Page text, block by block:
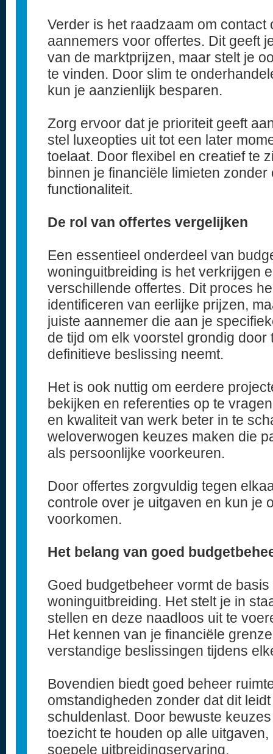
Verder is het raadzaam om contact
aannemers voor offertes. Dit geeft
van de marktprijzen, maar stelt je
te vinden. Door slim te
kun je aanzienlijk besparen.
Zorg ervoor dat je prioriteit geeft
stel luxeopties uit tot een later
toelaat. Door flexibel en creatief te
binnen je financiële limieten
functionaliteit.
De rol van offertes vergelijken
Een essentieel onderdeel van
woninguitbreiding is het verkrijgen
verschillende offertes. Dit proces
identificeren van eerlijke prijzen,
juiste aannemer die aan je
de tijd om elk voorstel grondig
definitieve beslissing neemt.
Het is ook nuttig om eerdere
bekijken en referenties op te
en kwaliteit van werk beter in te
weloverwogen keuzes maken die
als persoonlijke voorkeuren.
Door offertes zorgvuldig tegen
controle over je uitgaven en kun je
voorkomen.
Het belang van goed
Goed budgetbeheer vormt de
woninguitbreiding. Het stelt je in
stellen en deze naadloos uit te
Het kennen van je financiële
verstandige beslissingen tijdens
Bovendien biedt goed beheer
omstandigheden zonder dat dit
schuldenlast. Door bewuste
toezicht te houden op alle
soepele uitbreidingservaring.